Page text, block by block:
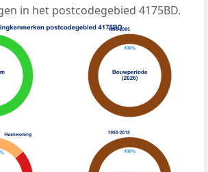
in het postcodegebied 4175BD.